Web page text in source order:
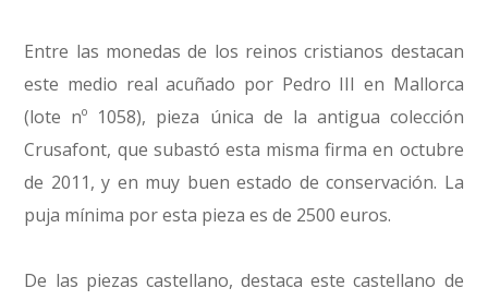
Entre las monedas de los reinos cristianos destacan
este medio real acuñado por Pedro III en Mallorca
(lote nº 1058), pieza única de la antigua colección
Crusafont, que subastó esta misma firma en octubre
de 2011, y en muy buen estado de conservación. La
puja mínima por esta pieza es de 2500 euros.
De las piezas castellano, destaca este castellano de